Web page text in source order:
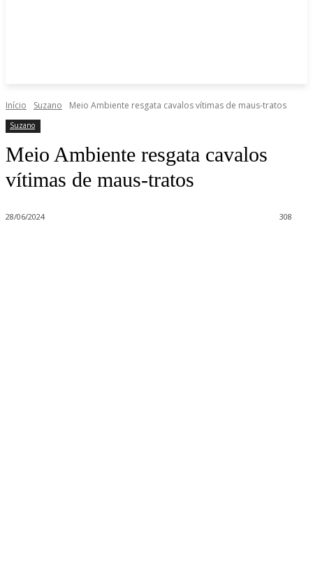
Início Suzano Meio Ambiente resgata cavalos vítimas de maus-tratos
Suzano
Meio Ambiente resgata cavalos
vítimas de maus-tratos
28/06/2024 308